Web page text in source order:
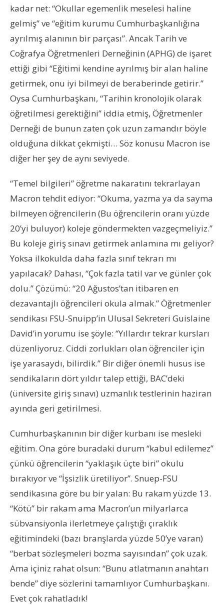
kadar net: “Okullar egemenlik meselesi haline
gelmiş” ve “eğitim kurumu Cumhurbaşkanlığına
ayrılmış alanının bir parçası”. Ancak Tarih ve
Coğrafya Öğretmenleri Derneğinin (APHG) de işaret
ettiği gibi “Eğitimi kendine ayrılmış bir alan haline
getirmek, onu iyi bilmeyi de beraberinde getirir.”
Oysa Cumhurbaşkanı, “Tarihin kronolojik olarak
öğretilmesi gerektiğini” iddia etmiş, Öğretmenler
Derneği de bunun zaten çok uzun zamandır böyle
olduğuna dikkat çekmişti… Söz konusu Macron ise
diğer her şey de aynı seviyede.
“Temel bilgileri” öğretme nakaratını tekrarlayan
Macron tehdit ediyor: “Okuma, yazma ya da sayma
bilmeyen öğrencilerin (Bu öğrencilerin oranı yüzde
20’yi buluyor) koleje göndermekten vazgeçmeliyiz.”
Bu koleje giriş sınavı getirmek anlamına mı geliyor?
Yoksa ilkokulda daha fazla sınıf tekrarı mı
yapılacak? Dahası, “Çok fazla tatil var ve günler çok
dolu.” Çözümü: “20 Ağustos’tan itibaren en
dezavantajlı öğrencileri okula almak.” Öğretmenler
sendikası FSU-Snuipp’in Ulusal Sekreteri Guislaine
David’in yorumu ise şöyle: “Yıllardır tekrar kursları
düzenliyoruz. Ciddi zorlukları olan öğrenciler için
işe yarasaydı, bilirdik.” Bir diğer önemli husus ise
sendikaların dört yıldır talep ettiği, BAC’deki
(üniversite giriş sınavı) uzmanlık testlerinin haziran
ayında geri getirilmesi.
Cumhurbaşkanının bir diğer kurbanı ise mesleki
eğitim. Ona göre buradaki durum “kabul edilemez”
çünkü öğrencilerin “yaklaşık üçte biri” okulu
bırakıyor ve “İşsizlik üretiliyor”. Snuep-FSU
sendikasına göre bu bir yalan: Bu rakam yüzde 13.
“Kötü” bir rakam ama Macron’un milyarlarca
sübvansiyonla ilerletmeye çalıştığı çıraklık
eğitimindeki (bazı branşlarda yüzde 50’ye varan)
“berbat sözleşmeleri bozma sayısından” çok uzak.
Ama içiniz rahat olsun: “Bunu atlatmanın anahtarı
bende” diye sözlerini tamamlıyor Cumhurbaşkanı.
Evet çok rahatladık!